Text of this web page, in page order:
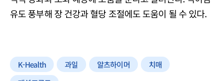
유도 풍부해 장 건강과 혈당 조절에도 도움이 될 수 있다.
K-Health 과일 알츠하이머
치매